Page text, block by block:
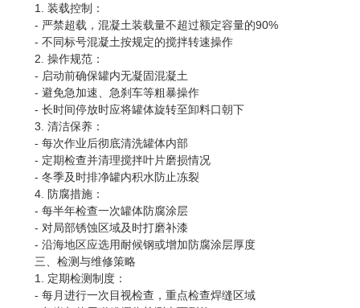
1. 装载控制：
- 严禁超载，混凝土装载量不超过额定容量的90%
- 不同标号混凝土按规定的搅拌转速操作
2. 操作规范：
- 启动前确保罐内无凝固混凝土
- 避免急加速、急刹车等粗暴操作
- 长时间停放时应将罐体旋转至卸料口朝下
3. 清洁保养：
- 每次作业后彻底清洗罐体内部
- 定期检查并清理搅拌叶片磨损情况
- 冬季及时排净罐内积水防止冻裂
4. 防腐措施：
- 每半年检查一次罐体防腐涂层
- 对局部锈蚀区域及时打磨补漆
- 沿海地区应选用耐候钢或增加防腐涂层厚度
三、检测与维修策略
1. 定期检测制度：
- 每月进行一次目视检查，重点检查焊缝区域